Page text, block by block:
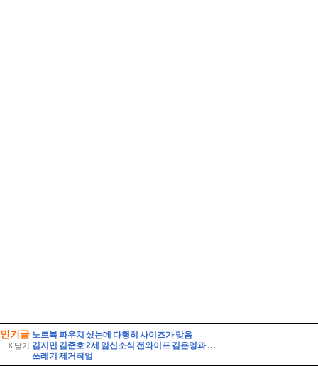
인기글
X 닫기
노트북 파우치 샀는데 다행히 사이즈가 맞음
김지민 김준호 2세 임신소식 전와이프 김은영과 자녀는?
쓰레기 제거작업